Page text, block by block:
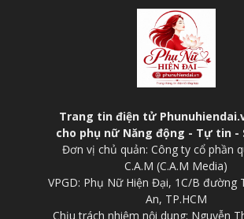
Trang tin điện tử
cho phụ nữ Năng động - Tự tin -
Đơn vị chủ quản: Công ty cổ phần
C.A.M (C.A.M Media)
VPGD: Phụ Nữ Hiện Đại, 1C/B đường
An, TP.HCM
Chịu trách nhiệm nội dung: Nguyễn